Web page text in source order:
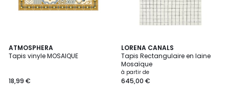
ATMOSPHERA
Tapis vinyle MOSAIQUE
18,99 €
LORENA CANALS
Tapis Rectangulaire en laine
Mosaïque
à partir de
645,00 €